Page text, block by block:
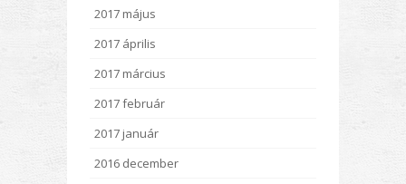
2017 május
2017 április
2017 március
2017 február
2017 január
2016 december